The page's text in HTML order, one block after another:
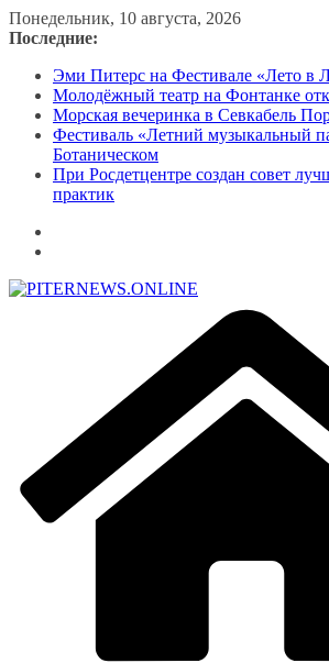
Перейти
к
Понедельник, 10 августа, 2026
Последние:
Эми Питерс на Фестивале «Лето в
Молодёжный театр на Фонтанке
Морская вечеринка в Севкабель
Фестиваль «Летний музыкальный
Ботаническом
При Росдетцентре создан совет
практик